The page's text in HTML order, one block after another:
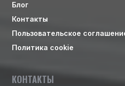
Блог
Контакты
Пользовательское
Политика cookie
КОНТАКТЫ